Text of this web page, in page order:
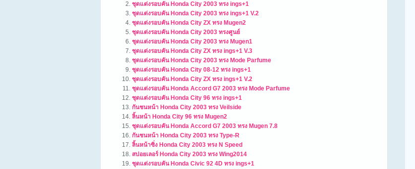
ชุดแต่งรอบคัน Honda City 2003 ทรง ings+1
ชุดแต่งรอบคัน Honda City 2003 ทรง ings+1 V.2
ชุดแต่งรอบคัน Honda City ZX ทรง Mugen2
ชุดแต่งรอบคัน Honda City 2003 ทรงศูนย์
ชุดแต่งรอบคัน Honda City 2003 ทรง Mugen1
ชุดแต่งรอบคัน Honda City ZX ทรง ings+1 V.3
ชุดแต่งรอบคัน Honda City 2003 ทรง Mode Parfume
ชุดแต่งรอบคัน Honda City 08-12 ทรง ings+1
ชุดแต่งรอบคัน Honda City ZX ทรง ings+1 V.2
ชุดแต่งรอบคัน Honda Accord G7 2003 ทรง Mode Parfume
ชุดแต่งรอบคัน Honda City 96 ทรง ings+1
กันชนหน้า Honda City 2003 ทรง Veilside
ลิ้นหน้า Honda City 96 ทรง Mugen2
ชุดแต่งรอบคัน Honda Accord G7 2003 ทรง Mugen 7.8
กันชนหน้า Honda City 2003 ทรง Type-R
ลิ้นหน้าซิ่ง Honda City 2003 ทรง N Speed
สปอยเลอร์ Honda City 2003 ทรง Wing2014
ชุดแต่งรอบคัน Honda Civic 92 4D ทรง ings+1